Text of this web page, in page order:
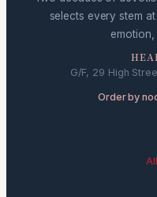
selects every stem
emotion,
G/F, 29 High
Order by